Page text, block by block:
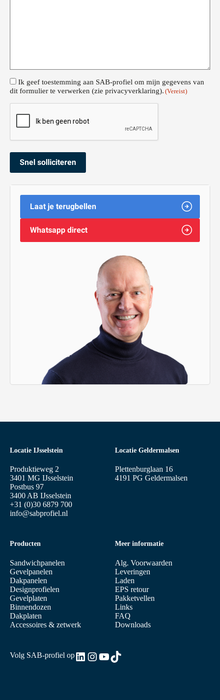
Toestemming
(Vereist)
Ik geef toestemming aan SAB-profiel om mijn gegevens van
dit formulier te verwerken (zie privacyverklaring). (Vereist)
CAPTCHA
Laat je terugbellen
Whatsapp direct
Locatie IJsselstein
Produktieweg 2
3401 MG IJsselstein
Postbus 97
3400 AB IJsselstein
+31 (0)30 6879 700
info@sabprofiel.nl
Producten
Sandwichpanelen
Gevelpanelen
Dakpanelen
Designprofielen
Gevelplaten
Binnendozen
Dakplaten
Accessoires & zetwerk
Meer informatie
Alg. Voorwaarden
Leveringen
Laden
EPS retour
Pakketvellen
Links
FAQ
Downloads
Locatie Geldermalsen
Plettenburglaan 16
4191 PG Geldermalsen
Volg SAB-profiel opLinkedIn
Instagram
YouTube
TikTok